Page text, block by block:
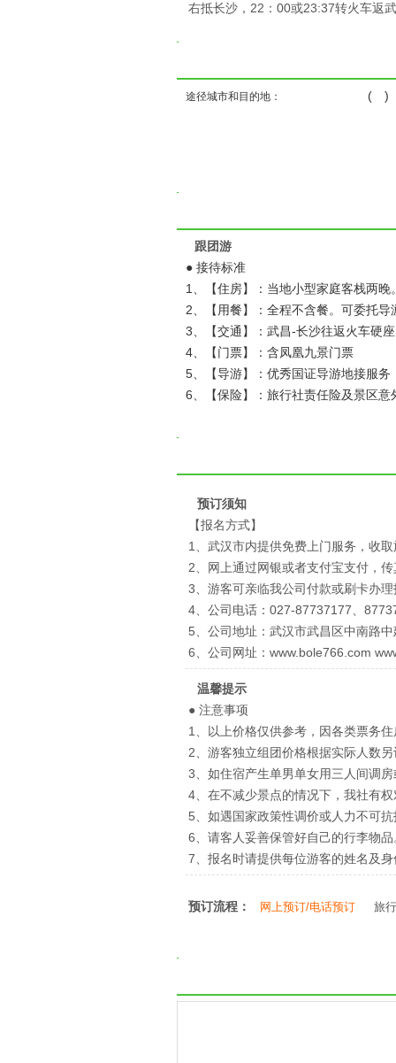
右抵长沙，22：00或23:37转火车返
途径城市和目的地： (
跟团游
● 接待标准
1、【住房】：当地小型家庭客栈两
2、【用餐】：全程不含餐。可委托导
3、【交通】：武昌-长沙往返火车硬
4、【门票】：含凤凰九景门票
5、【导游】：优秀国证导游地接服务
6、【保险】：旅行社责任险及景区意
预订须知
【报名方式】
1、武汉市内提供免费上门服务，收
2、网上通过网银或者支付宝支付，
3、游客可亲临我公司付款或刷卡办
4、公司电话：027-87737177、
5、公司地址：武汉市武昌区中南路
6、公司网址：www.bole766.com
温馨提示
● 注意事项
1、以上价格仅供参考，因各类票务
2、游客独立组团价格根据实际人数
3、如住宿产生单男单女用三人间调
4、在不减少景点的情况下，我社有
5、如遇国家政策性调价或人力不可
6、请客人妥善保管好自己的行李物
7、报名时请提供每位游客的姓名及
预订流程： 网上预订/电话预订 旅